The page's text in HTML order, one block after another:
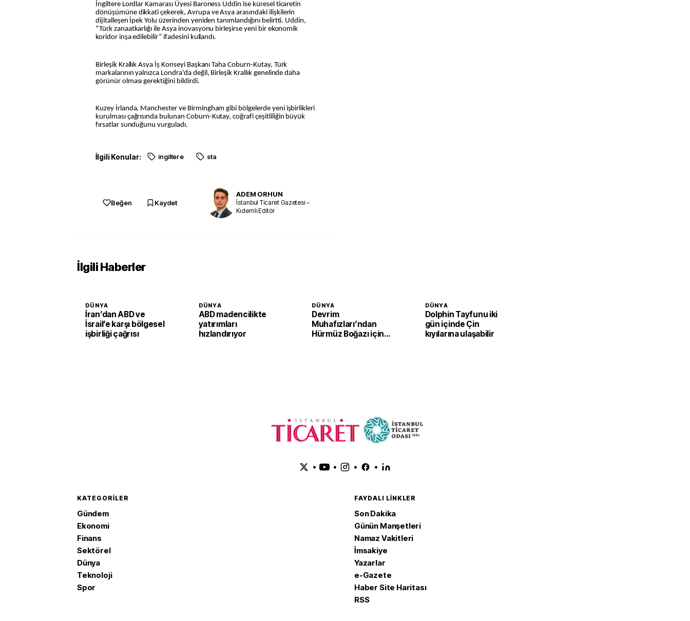
İngiltere Lordlar Kamarası Üyesi Baroness Uddin ise küresel ticaretin
dönüşümüne dikkati çekerek, Avrupa ve Asya arasındaki ilişkilerin
dijitalleşen İpek Yolu üzerinden yeniden tanımlandığını belirtti. Uddin,
“Türk zanaatkarlığı ile Asya inovasyonu birleşirse yeni bir ekonomik
koridor inşa edilebilir” ifadesini kullandı.
Birleşik Krallık Asya İş Konseyi Başkanı Taha Coburn-Kutay, Türk
markalarının yalnızca Londra'da değil, Birleşik Krallık genelinde daha
görünür olması gerektiğini bildirdi.
Kuzey İrlanda, Manchester ve Birmingham gibi bölgelerde yeni işbirlikleri
kurulması çağrısında bulunan Coburn-Kutay, coğrafi çeşitliliğin büyük
fırsatlar sunduğunu vurguladı.
İlgili Konular: ingiltere sta
Beğen Kaydet
ADEM ORHUN
İstanbul Ticaret Gazetesi –
Kıdemli Editör
İlgili Haberler
DÜNYA
İran’dan ABD ve
İsrail’e karşı bölgesel
işbirliği çağrısı
DÜNYA
ABD madencilikte
yatırımları
hızlandırıyor
DÜNYA
Devrim
Muhafızları’ndan
Hürmüz Boğazı için
DÜNYA
Dolphin Tayfunu iki
gün içinde Çin
kıyılarına ulaşabilir
• • • •
KATEGORILER
Gündem
Ekonomi
Finans
Sektörel
Dünya
Teknoloji
Spor
FAYDALI LINKLER
Son Dakika
Günün Manşetleri
Namaz Vakitleri
İmsakiye
Yazarlar
e-Gazete
Haber Site Haritası
RSS